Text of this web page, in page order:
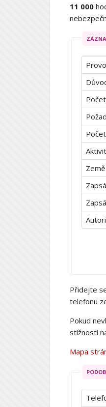
11 000
Země
Přidejte
telefonu
Pokud
stížnosti
Mapa